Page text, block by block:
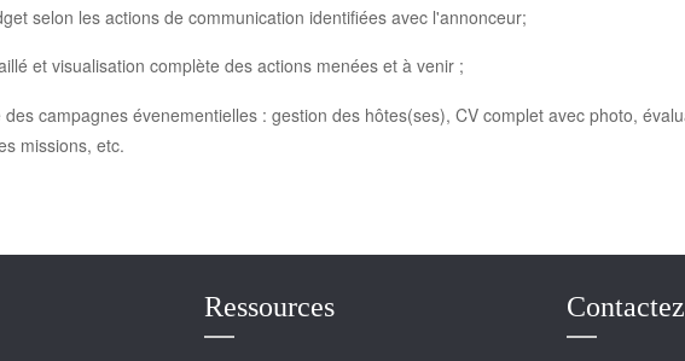
selon les actions de communication identifiées avec l'annonceur;
et visualisation complète des actions menées et à venir ;
campagnes évenementielles : gestion des hôtes(ses), CV complet avec photo,
missions, etc.
Ressources